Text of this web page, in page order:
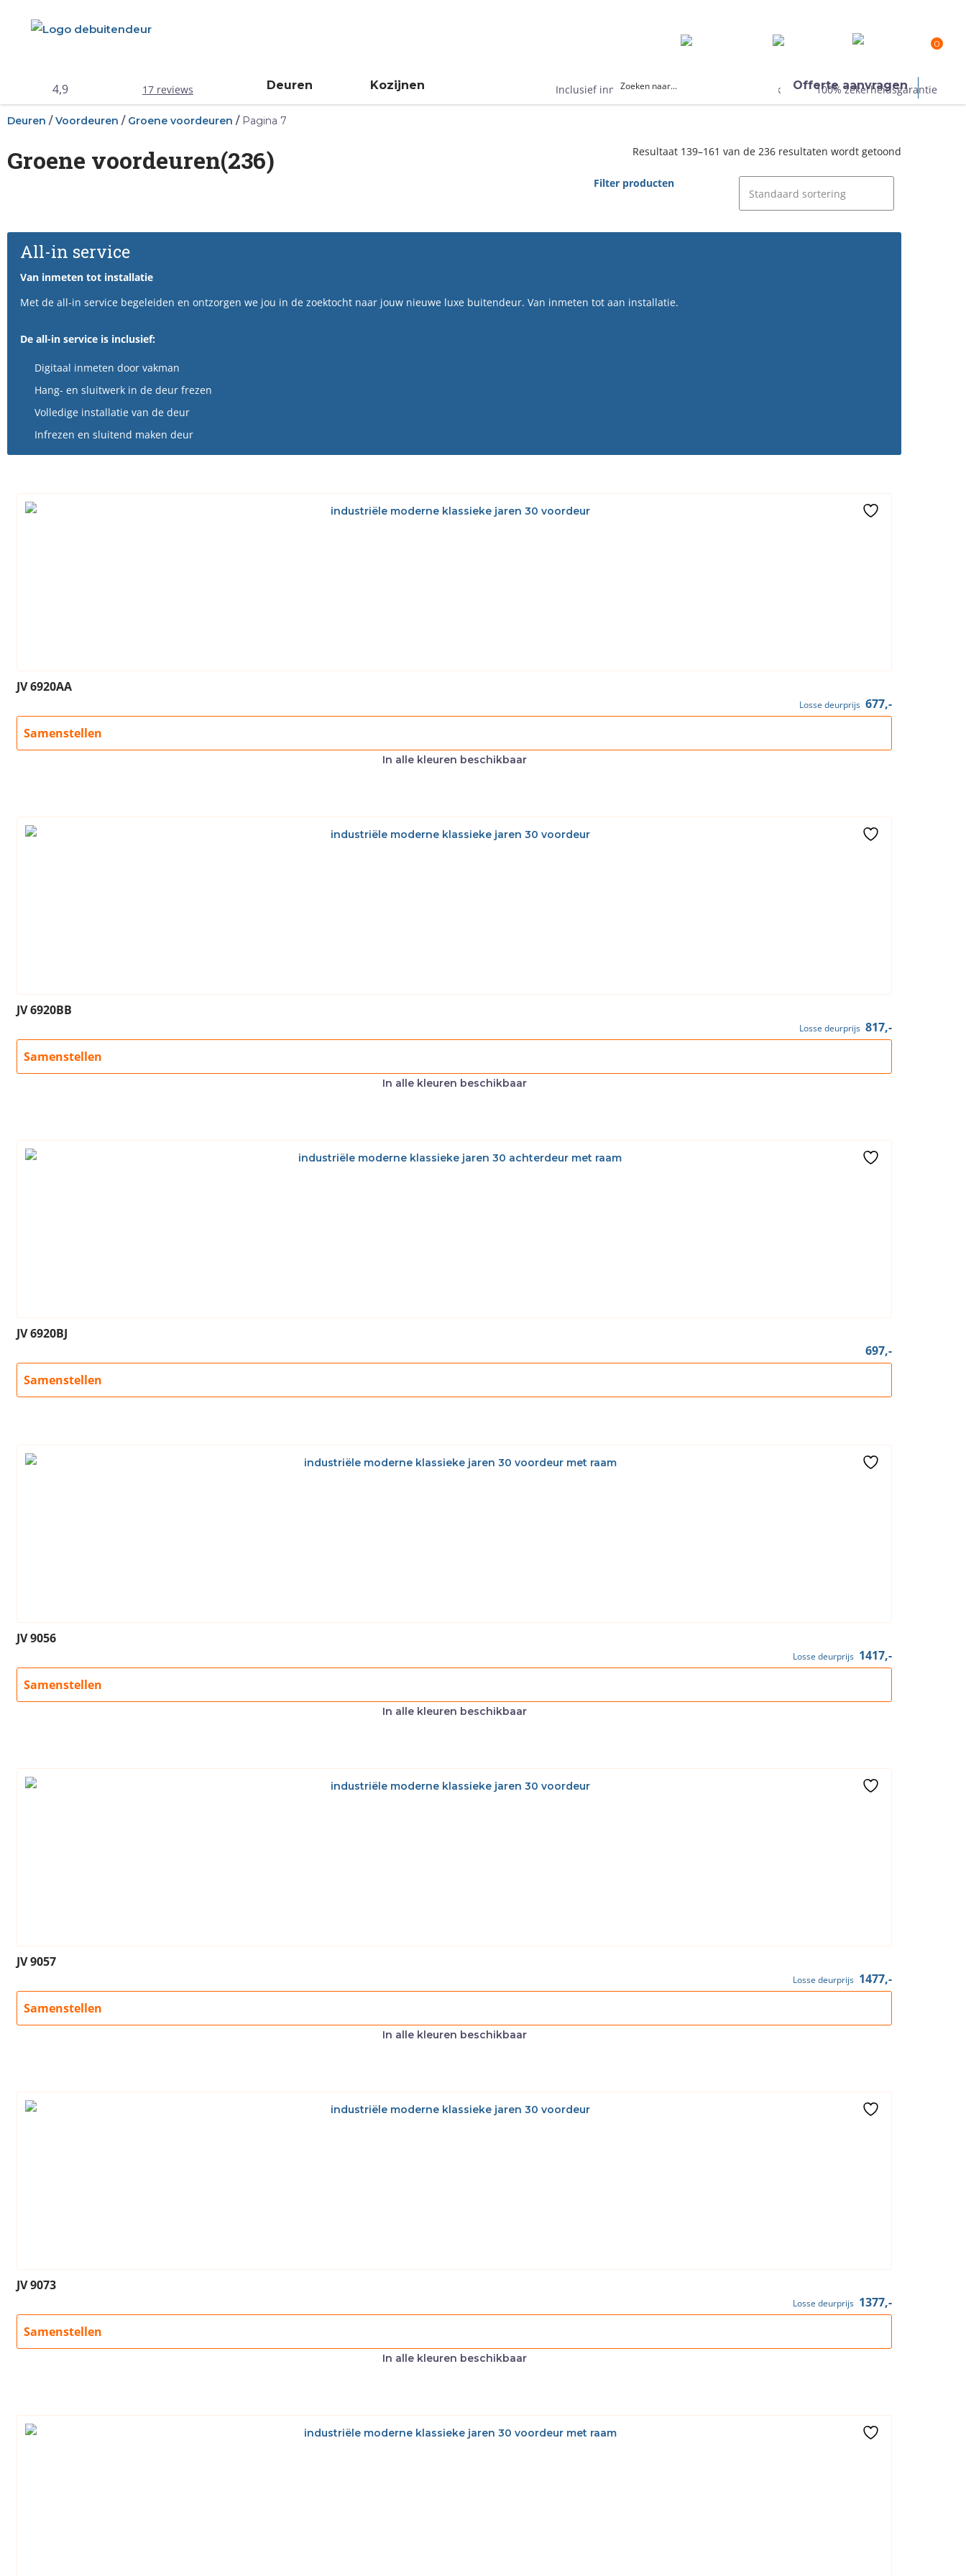
0
Deuren Kozijnen Offerte aanvragen
4,9 17 reviews Inclusief inmeet service Politiekeurmerk 100% zekerheidsgarantie
Deuren /Voordeuren / Groene voordeuren / Pagina 7
Groene voordeuren(236) Resultaat 139–161 van de 236 resultaten wordt getoond
Filter producten
All-in service
Van inmeten tot installatie
Met de all-in service begeleiden en ontzorgen we jou in de zoektocht naar jouw nieuwe luxe buitendeur. Van inmeten tot aan installatie.
De all-in service is inclusief:
Digitaal inmeten door vakman
Hang- en sluitwerk in de deur frezen
Volledige installatie van de deur
Infrezen en sluitend maken deur
JV 6920AA
Losse deurprijs 677,-
Samenstellen
In alle kleuren beschikbaar
JV 6920BB
Losse deurprijs 817,-
Samenstellen
In alle kleuren beschikbaar
JV 6920BJ
697,-
Samenstellen
JV 9056
Losse deurprijs 1417,-
Samenstellen
In alle kleuren beschikbaar
JV 9057
Losse deurprijs 1477,-
Samenstellen
In alle kleuren beschikbaar
JV 9073
Losse deurprijs 1377,-
Samenstellen
In alle kleuren beschikbaar